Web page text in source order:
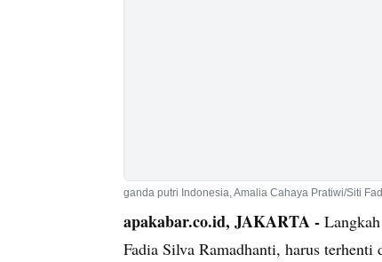
ganda putri Indonesia, Amalia Cahaya Pratiwi/Siti
apakabar.co.id, JAKARTA -
Fadia Silva Ramadhanti, harus